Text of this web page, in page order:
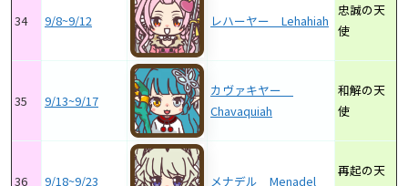
34 9/8~9/12 レハーヤー Lehahiah
忠誠の天
使
35 9/13~9/17
カヴァキヤー
Chavaquiah
和解の天
使
36 9/18~9/23 メナデル Menadel
再起の天